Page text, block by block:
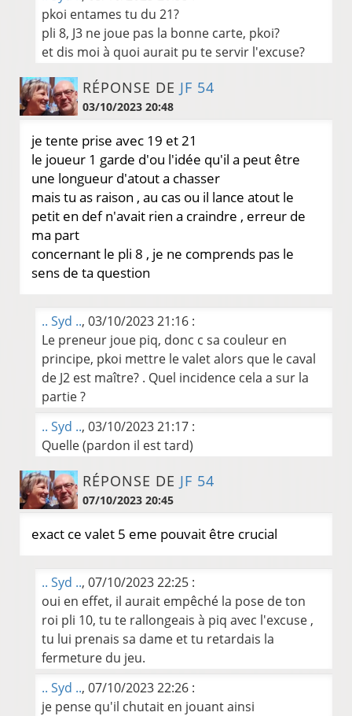
pkoi entames tu du 21?
pli 8, J3 ne joue pas la bonne carte, pkoi?
et dis moi à quoi aurait pu te servir l'excuse?
RÉPONSE DE JF 54
03/10/2023 20:48
je tente prise avec 19 et 21
le joueur 1 garde d'ou l'idée qu'il a peut être
une longueur d'atout a chasser
mais tu as raison , au cas ou il lance atout le
petit en def n'avait rien a craindre , erreur de
ma part
concernant le pli 8 , je ne comprends pas le
sens de ta question
.. Syd .., 03/10/2023 21:16 :
Le preneur joue piq, donc c sa couleur en
principe, pkoi mettre le valet alors que le caval
de J2 est maître? . Quel incidence cela a sur la
partie ?
.. Syd .., 03/10/2023 21:17 :
Quelle (pardon il est tard)
RÉPONSE DE JF 54
07/10/2023 20:45
exact ce valet 5 eme pouvait être crucial
.. Syd .., 07/10/2023 22:25 :
oui en effet, il aurait empêché la pose de ton
roi pli 10, tu te rallongeais à piq avec l'excuse ,
tu lui prenais sa dame et tu retardais la
fermeture du jeu.
.. Syd .., 07/10/2023 22:26 :
je pense qu'il chutait en jouant ainsi